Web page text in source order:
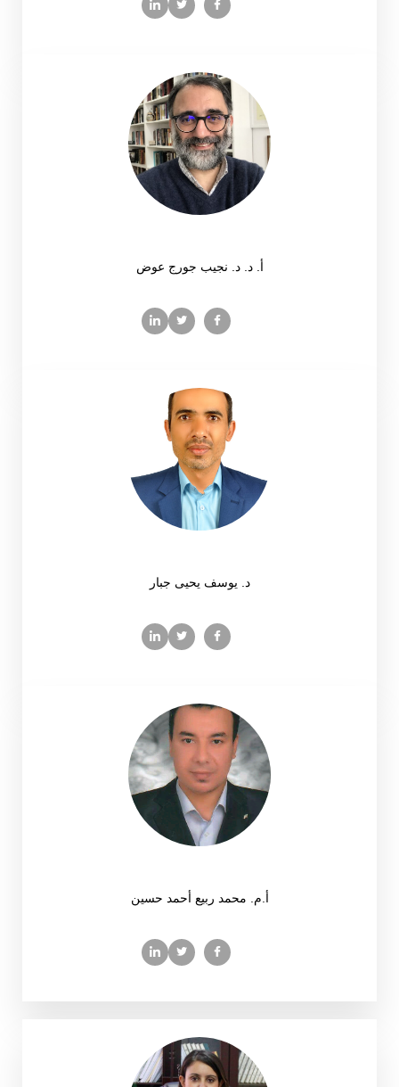
أ. د. د. نجيب جورج عوض
د. يوسف يحيى جبار
أ.م. محمد ربيع أحمد حسين